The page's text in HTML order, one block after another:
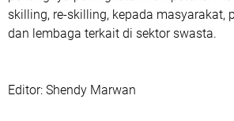
skilling, re-skilling, kepada masyarakat,
dan lembaga terkait di sektor swasta.
Editor: Shendy Marwan